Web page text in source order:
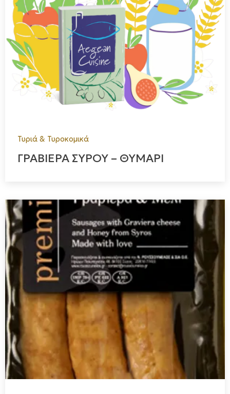
Τυριά & Τυροκομικά
ΓΡΑΒΙΕΡΑ ΣΥΡΟΥ – ΘΥΜΑΡΙ